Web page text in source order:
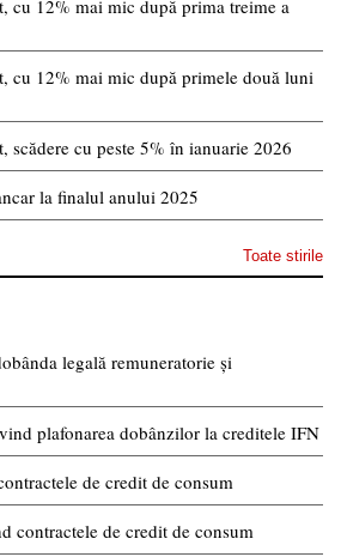
cu 12% mai mic după prima treime a
cu 12% mai mic după primele două luni
cu peste 5% în ianuarie 2026
la finalul anului 2025
Toate stirile
legală remuneratorie și
plafonarea dobânzilor la creditele IFN
de credit de consum
contractele de credit de consum